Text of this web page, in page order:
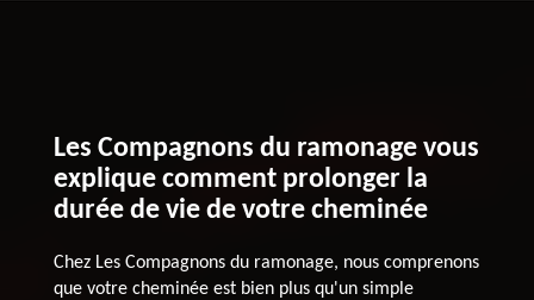
Les Compagnons du ramonage vous
explique comment prolonger la
durée de vie de votre cheminée
Chez Les Compagnons du ramonage, nous comprenons
que votre cheminée est bien plus qu'un simple